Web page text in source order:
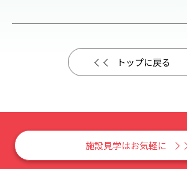
トップに戻る
施設見学はお気軽に